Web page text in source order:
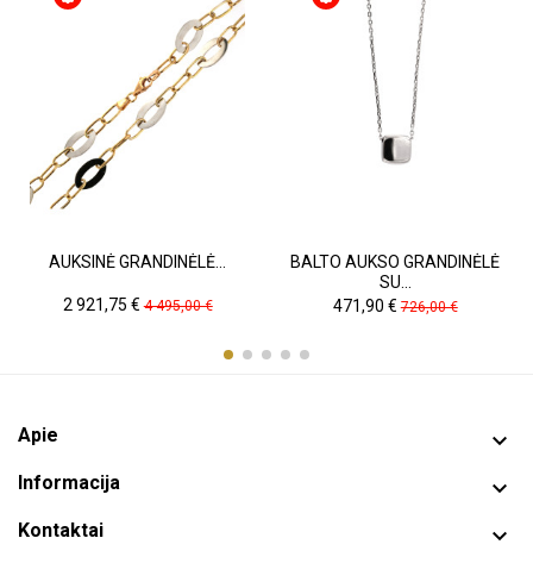
AUKSINĖ GRANDINĖLĖ...
Kaina
2 921,75 €Pradinė
4 495,00 €
BALTO AUKSO GRANDINĖLĖ
SU...
Kaina
471,90 €Pradinė
726,00 €
Apie 
Informacija 
Kontaktai 